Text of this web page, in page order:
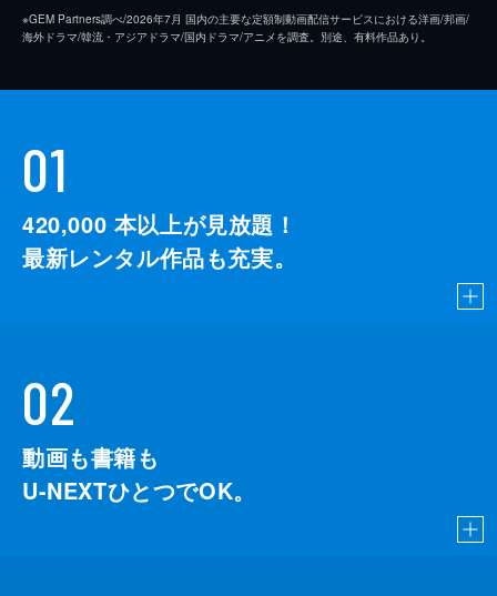
※GEM Partners調べ/2026年7⽉ 国内の主要な定額制動画配信サービスにおける洋画/邦画/
海外ドラマ/韓流・アジアドラマ/国内ドラマ/アニメを調査。別途、有料作品あり。
01
420,000 本以上が見放題！
最新レンタル作品も充実。
02
動画も書籍も
U-NEXTひとつでOK。